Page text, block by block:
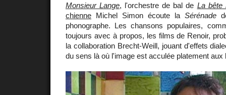
Monsieur Lange, l'orchestre de bal de La bête
chienne Michel Simon écoute la Sérénade
phonographe. Les chansons populaires,
toujours avec à propos, les films de Renoir,
la collaboration Brecht-Weill, jouant d'effets
du sens là où l'image est acculée platement aux